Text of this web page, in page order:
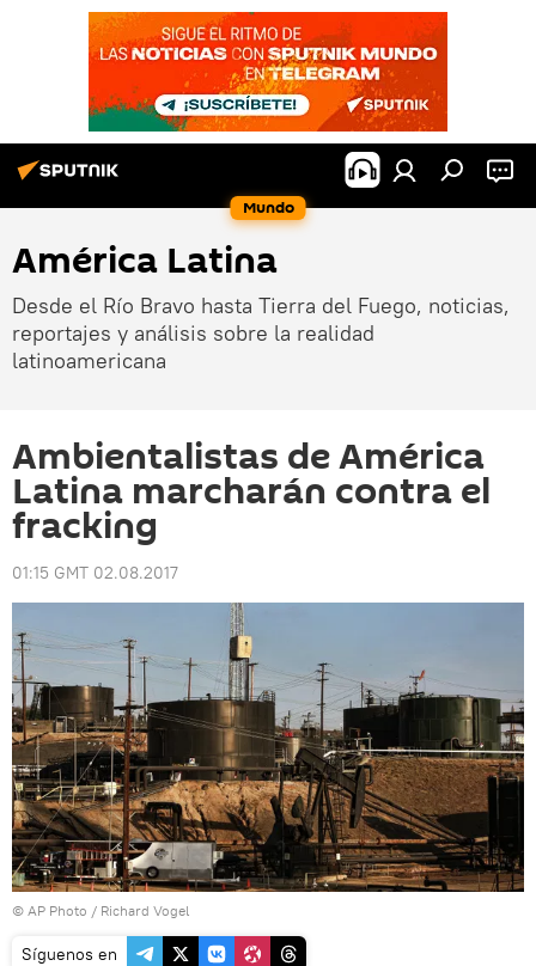
Mundo
América Latina
Desde el Río Bravo hasta Tierra del Fuego, noticias,
reportajes y análisis sobre la realidad
latinoamericana
Ambientalistas de América
Latina marcharán contra el
fracking
01:15 GMT 02.08.2017
© AP Photo / Richard Vogel
Síguenos en